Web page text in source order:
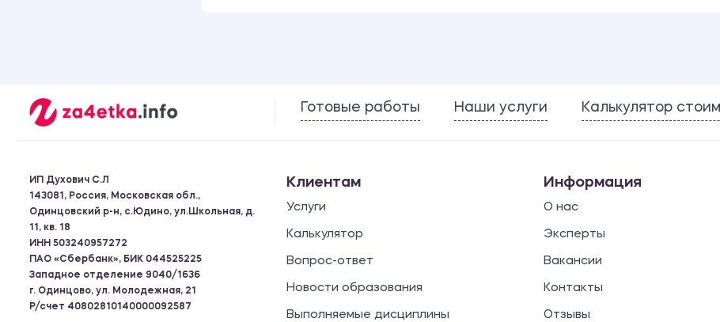
Готовые работы Наши услуги Калькулятор
ИП Духович С.Л
143081, Россия, Московская обл.,
Одинцовский р-н, с.Юдино, ул.Школьная, д.
11, кв. 18
ИНН 503240957272
ПАО «Сбербанк», БИК 044525225
Западное отделение 9040/1636
г. Одинцово, ул. Молодежная, 21
Р/счет 40802810140000092587
Клиентам
Услуги
Калькулятор
Вопрос-ответ
Новости образования
Выполняемые дисциплины
Информация
О нас
Эксперты
Вакансии
Контакты
Отзывы